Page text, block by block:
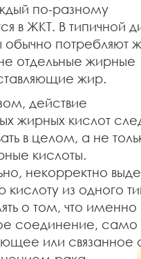
по-разному
в ЖКТ. В типичной
обычно потребляют
отдельные жирные
жир.
действие
жирных кислот
в целом, а не
кислоты.
некорректно
из одного
о том, что именно
соединение, само
или связанное